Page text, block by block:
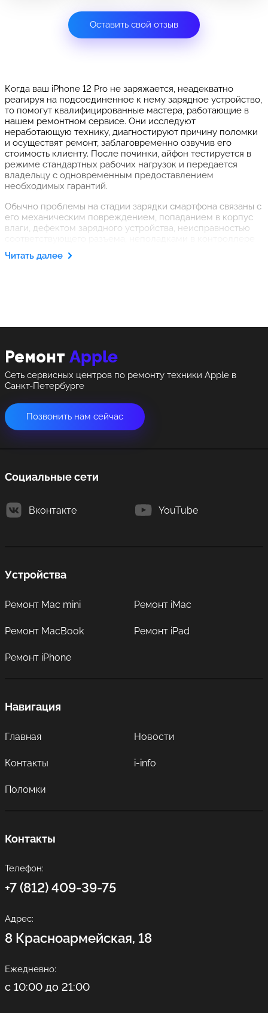
Оставить свой отзыв
Когда ваш iPhone 12 Pro не заряжается, неадекватно
реагируя на подсоединенное к нему зарядное устройство,
то помогут квалифицированные мастера, работающие в
нашем ремонтном сервисе. Они исследуют
неработающую технику, диагностируют причину поломки
и осуществят ремонт, заблаговременно озвучив его
стоимость клиенту. После починки, айфон тестируется в
режиме стандартных рабочих нагрузок и передается
владельцу с одновременным предоставлением
необходимых гарантий.
Обычно проблемы на стадии зарядки смартфона связаны с
его механическим повреждением, попаданием в корпус
влаги, дефектом зарядного устройства, неисправностью
питания, программными сбоями и пр. Понять, что именно
явилось причиной возникшей неисправности (а тем более
Читать далее
Ремонт Apple
Сеть сервисных центров по ремонту техники Apple в
Санкт-Петербурге
Позвонить нам сейчас
Социальные сети
Вконтакте YouTube
Устройства
Ремонт Mac mini Ремонт iMac
Ремонт MacBook Ремонт iPad
Ремонт iPhone
Навигация
Главная Новости
Контакты i-info
Поломки
Контакты
Телефон:
+7 (812) 409-39-75
Адрес:
8 Красноармейская, 18
Ежедневно:
с 10:00 до 21:00